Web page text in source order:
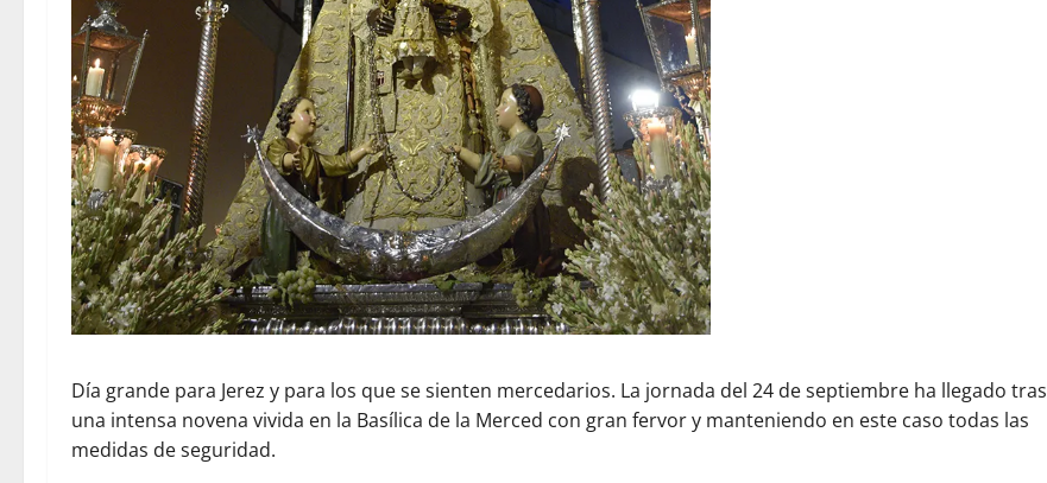
Día grande para Jerez y para los que se sienten mercedarios. La jornada del 24 de septiembre ha llegado tras
una intensa novena vivida en la Basílica de la Merced con gran fervor y manteniendo en este caso todas las
medidas de seguridad.